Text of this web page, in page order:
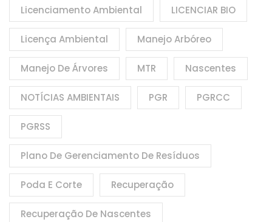
Licenciamento Ambiental LICENCIAR BIO
Licença Ambiental Manejo Arbóreo
Manejo De Árvores MTR Nascentes
NOTÍCIAS AMBIENTAIS PGR PGRCC
PGRSS
Plano De Gerenciamento De Resíduos
Poda E Corte Recuperação
Recuperação De Nascentes